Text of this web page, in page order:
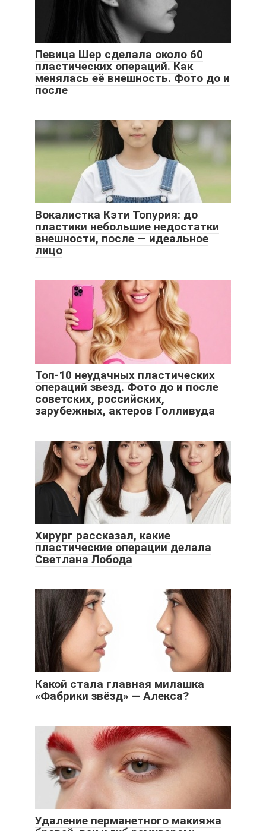
Певица Шер сделала около 60
пластических операций. Как
менялась её внешность. Фото до и
после
Вокалистка Кэти Топурия: до
пластики небольшие недостатки
внешности, после — идеальное
лицо
Топ-10 неудачных пластических
операций звезд. Фото до и после
советских, российских,
зарубежных, актеров Голливуда
Хирург рассказал, какие
пластические операции делала
Светлана Лобода
Какой стала главная милашка
«Фабрики звёзд» — Алекса?
Удаление перманетного макияжа